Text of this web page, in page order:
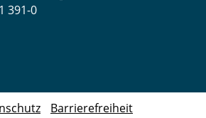
391-0
Barrierefreiheit